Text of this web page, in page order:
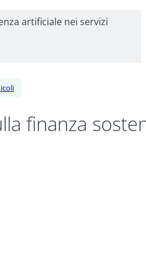
artificiale nei servizi
finanza